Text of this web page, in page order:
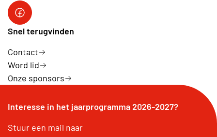
Facebook
Snel terugvinden
Contact
Word lid
Onze sponsors
Interesse in het jaarprogramma 2026-2027?
Stuur een mail naar